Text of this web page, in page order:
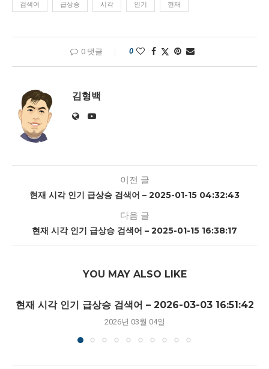
검색어 급상승 시각 인기 현재
0 댓글 0
김형백
이전 글
현재 시각 인기 급상승 검색어 – 2025-01-15 04:32:43
다음 글
현재 시각 인기 급상승 검색어 – 2025-01-15 16:38:17
YOU MAY ALSO LIKE
현재 시각 인기 급상승 검색어 – 2026-03-03 16:51:42
2026년 03월 04일